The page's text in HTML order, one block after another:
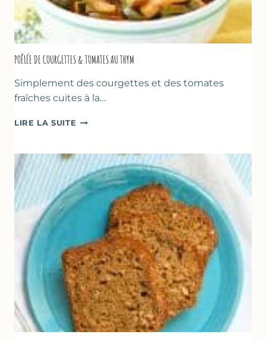
POÊLÉE DE COURGETTES & TOMATES AU THYM
Simplement des courgettes et des tomates
fraîches cuites à la…
LIRE LA SUITE POÊLÉE
&
TOMATES
AU
THYM